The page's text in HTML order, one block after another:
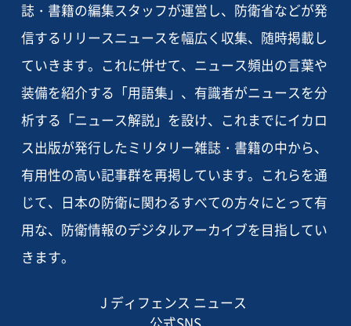
誌・書籍の編集スタッフが運営し、防衛省などが発
信するリリースニュースを幅広く収集、随時掲載し
ていきます。これに併せて、ニュース頻出の言葉や
装備を紹介する「用語集」、有識者がニュースを分
析する「ニュース解説」を設け、これまでにイカロ
ス出版が発行したミリタリー雑誌・書籍の中から、
有用性の高い記事群を再掲しています。これらを通
じて、日本の防衛に関わるすべての方々にとって有
用な、防衛情報のデジタルアーカイブを目指してい
きます。
J ディフェンス ニュース